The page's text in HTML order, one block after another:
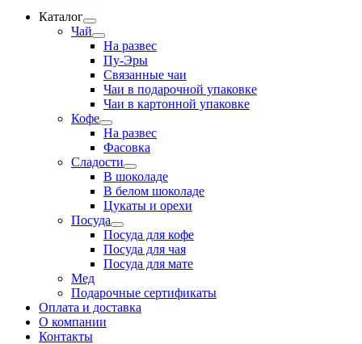
Каталог
Развернутое
вложенное
меню
Чай
Развернутое
вложенное
меню
На развес
Пу-Эры
Связанные чаи
Чаи в подарочной упаковке
Чаи в картонной упаковке
Кофе
Развернутое
вложенное
меню
На развес
Фасовка
Сладости
Развернутое
вложенное
меню
В шоколаде
В белом шоколаде
Цукаты и орехи
Посуда
Развернутое
вложенное
меню
Посуда для кофе
Посуда для чая
Посуда для мате
Мед
Подарочные сертификаты
Оплата и доставка
О компании
Контакты